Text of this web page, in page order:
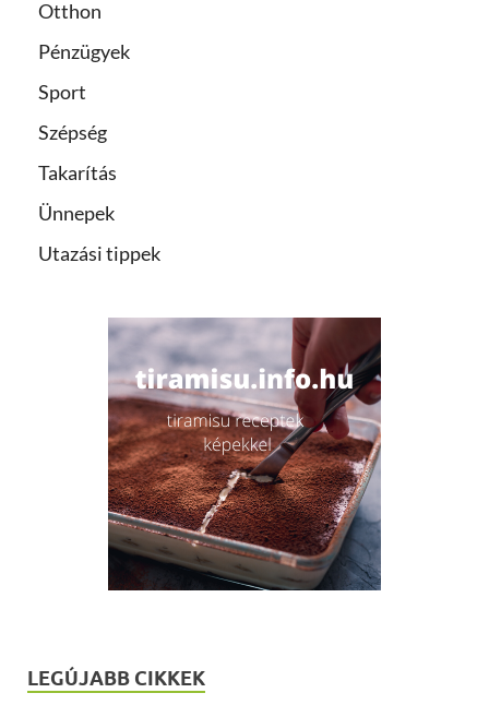
Otthon
Pénzügyek
Sport
Szépség
Takarítás
Ünnepek
Utazási tippek
LEGÚJABB CIKKEK